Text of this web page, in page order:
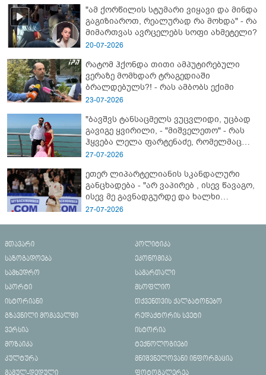
"ამ ქორწილის სტუმარი ვიყავი და მინდა
გაგიზიაროთ, რეალურად რა მოხდა" - რა
მიმართვას ავრცელებს სოფი ახმეტელი?
20-07-2026
რატომ ჰქონდა თითი ამპუტირებული
ვერაზე მომხდარ ტრაგედიაში
ბრალდებულს?! - რას ამბობს ექიმი
23-07-2026
"ბავშვს ტანსაცმელს ვუცვლიდი, უცბად
გავიგე ყვირილი, - "მიშველეთო" - რას
ჰყვება ლელა ფარტენაძე, რომელმაც
ბათუმში 16 წლის ბიჭი ზღვაში
27-07-2026
ეთერ ლიპარტელიანის სკანდალური
განცხადება - "არ ვაპირებ , ისევ წავაგო,
ისევ მე გავნადგურდე და ხალხი
მშვიდად იყოს, თავის სკამებს
27-07-2026
მთავარი
პოლიტიკა
საზოგადოება
ეკონომიკა
სამხედრო
სამართალი
სპორტი
მსოფლიო
ისტორიანი
თქვენთვის ქალბატონებო
გზავნილი მომავალში
რედაქტორის სვეტი
ვერსია
ისტორია
მოზაიკა
ტექნოლოგიები
კულტურა
მნიშვნელოვანი ინფორმაცია
მამულ-დედული
ფოტოგალერეა